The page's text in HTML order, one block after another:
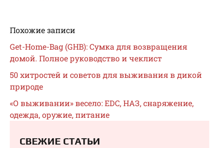
Похожие записи
Get-Home-Bag (GHB): Сумка для возвращения
домой. Полное руководство и чеклист
50 хитростей и советов для выживания в дикой
природе
«О выживании» весело: EDC, НАЗ, снаряжение,
одежда, оружие, питание
СВЕЖИЕ СТАТЬИ